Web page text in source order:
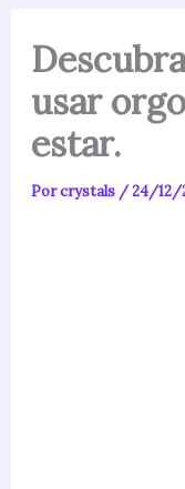
usar
estar.
Porcrystals /24/12/